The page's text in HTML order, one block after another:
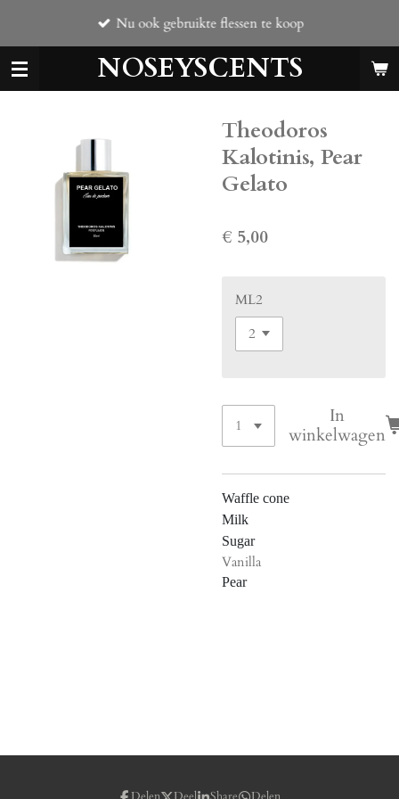
de
hoofdinhoud
NOSEYSCENTS
Nu ook gebruikte flessen te koop
Theodoros
Kalotinis, Pear
Gelato
€ 5,00
ML2
In
winkelwagen
Waffle cone
Milk
Sugar
Vanilla
Pear